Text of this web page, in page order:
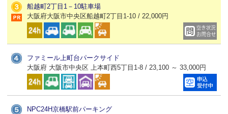
船越町2丁目1－10駐車場
大阪府大阪市中央区船越町2丁目1-10 / 22,000円
ファミール上町台パークサイド
大阪府 大阪市中央区 上本町西5丁目1-8 / 23,100 ～ 33,000円
NPC24H京橋駅前パーキング